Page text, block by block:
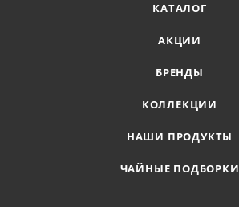
КАТАЛОГ
АКЦИИ
БРЕНДЫ
КОЛЛЕКЦИИ
НАШИ ПРОДУКТЫ
ЧАЙНЫЕ ПОДБОРКИ